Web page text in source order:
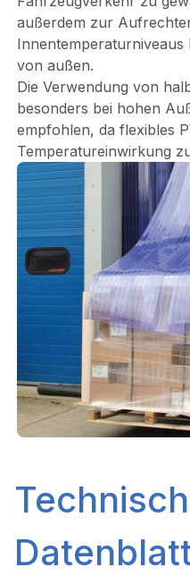
außerdem zur
von außen.
Die Verwendung von
besonders bei hohen
empfohlen, da flexibles
Temperatureinwirkung